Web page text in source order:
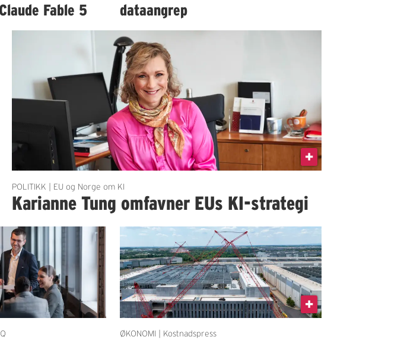
Fable 5
dataangrep
POLITIKK | EU og Norge om KI
Karianne Tung omfavner EUs KI-strategi
ØKONOMI | Kostnadspress